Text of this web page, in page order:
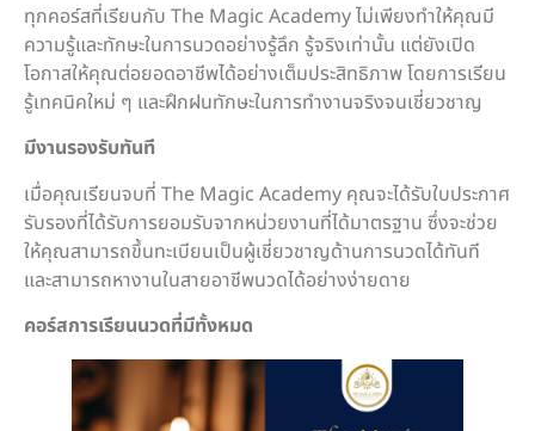
ทุกคอร์สที่เรียนกับ The Magic Academy ไม่เพียงทำให้คุณมี
ความรู้และทักษะในการนวดอย่างรู้ลึก รู้จริงเท่านั้น แต่ยังเปิด
โอกาสให้คุณต่อยอดอาชีพได้อย่างเต็มประสิทธิภาพ โดยการเรียน
รู้เทคนิคใหม่ ๆ และฝึกฝนทักษะในการทำงานจริงจนเชี่ยวชาญ
มีงานรองรับทันที
เมื่อคุณเรียนจบที่ The Magic Academy คุณจะได้รับใบประกาศ
รับรองที่ได้รับการยอมรับจากหน่วยงานที่ได้มาตรฐาน ซึ่งจะช่วย
ให้คุณสามารถขึ้นทะเบียนเป็นผู้เชี่ยวชาญด้านการนวดได้ทันที
และสามารถหางานในสายอาชีพนวดได้อย่างง่ายดาย
คอร์สการเรียนนวดที่มีทั้งหมด